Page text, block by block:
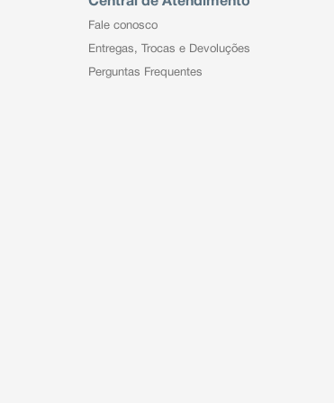
Fale conosco
Entregas, Trocas e Devoluções
Perguntas Frequentes